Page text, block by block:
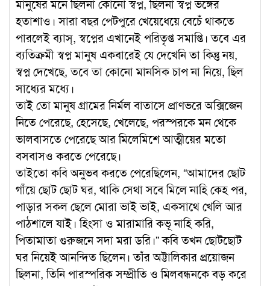
মানুষের মনে ছিলনা কোনো স্বপ্ন, ছিলনা স্বপ্ন ভঙ্গের
হতাশাও। সারা বছর পেটপুরে খেয়েধেয়ে বেচেঁ থাকতে
পারলেই ব্যাস্, স্বপ্নের এখানেই পরিতৃপ্ত সমাপ্তি। তবে এর
ব্যতিক্রমী স্বপ্ন মানুষ একবারেই যে দেখেনি তা কিন্তু নয়,
স্বপ্ন দেখেছে, তবে তা কোনো মানসিক চাপ না নিয়ে, ছিল
সাধ্যের মধ্যে।
তাই তো মানুষ গ্রামের নির্মল বাতাসে প্রাণভরে অক্সিজেন
নিতে পেরেছে, হেসেছে, খেলেছে, পরস্পরকে মন থেকে
ভালবাসতে পেরেছে আর মিলেমিশে আত্মীয়ের মতো
বসবাসও করতে পেরেছে।
তাইতো কবি অনুভব করতে পেরেছিলেন, “আমাদের ছোট
গাঁয়ে ছোট ছোট ঘর, থাকি সেথা সবে মিলে নাহি কেহ পর,
পাড়ার সকল ছেলে মোরা ভাই ভাই, একসাথে খেলি আর
পাঠশালে যাই। হিংসা ও মারামারি কভূ নাহি করি,
পিতামাতা গুরুজনে সদা মরা ডরি।” কবি তখন ছোটছোট
ঘর নিয়েই আনন্দিত ছিলেন। তাঁর অট্টালিকার প্রয়োজন
ছিলনা, তিনি পারস্পরিক সম্প্রীতি ও মিলবন্ধনকে বড় করে